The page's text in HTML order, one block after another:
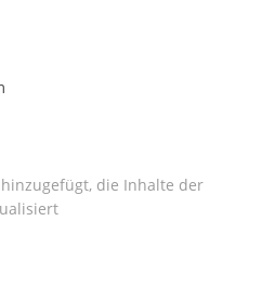
hinzugefügt, die Inhalte der